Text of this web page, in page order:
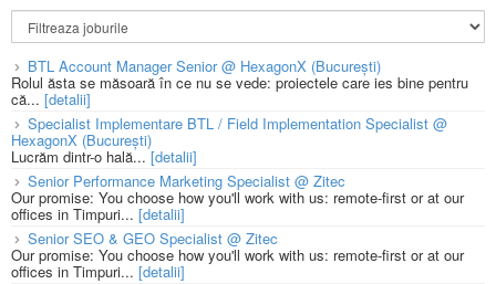
BTL Account Manager Senior @ HexagonX (București)
Rolul ăsta se măsoară în ce nu se vede: proiectele care ies bine pentru
că... [detalii]
Specialist Implementare BTL / Field Implementation Specialist @
HexagonX (București)
Lucrăm dintr-o hală...[detalii]
Senior Performance Marketing Specialist @ Zitec
Our promise: You choose how you'll work with us: remote-first or at our
offices in Timpuri... [detalii]
Senior SEO & GEO Specialist @ Zitec
Our promise: You choose how you'll work with us: remote-first or at our
offices in Timpuri... [detalii]